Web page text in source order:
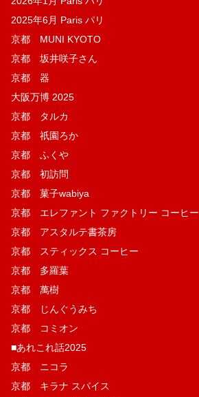
2025年6月 Paris パリ
京都 MUNI KYOTO
京都 坂井咲子さん
京都 器
大阪万博 2025
京都 タルカ
京都 祇園ろか
京都 ふくや
京都 初訪問
京都 菓子wabiya
京都 エレファント ファクトリー コーヒー
京都 アスタルテ書茶房
京都 スティックス コーヒー
京都 多羅葉
京都 萬樹
京都 じんぐうみち
京都 コミオン
■あれこれ話2025
京都 ニコラ
京都 キラナ スパイス